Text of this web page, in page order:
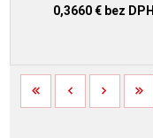
0,3660 € bez DPH